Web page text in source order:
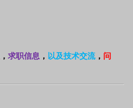
， 求职信息 ， 以及技术交流， 问